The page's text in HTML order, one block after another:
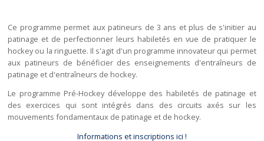
Ce programme permet aux patineurs de 3 ans et plus de s'initier au
patinage et de perfectionner leurs habiletés en vue de pratiquer le
hockey ou la ringuette. Il s'agit d'un programme innovateur qui permet
aux patineurs de bénéficier des enseignements d'entraîneurs de
patinage et d'entraîneurs de hockey.
Le programme Pré-Hockey développe des habiletés de patinage et
des exercices qui sont intégrés dans des circuits axés sur les
mouvements fondamentaux de patinage et de hockey.
Informations et inscriptions ici !